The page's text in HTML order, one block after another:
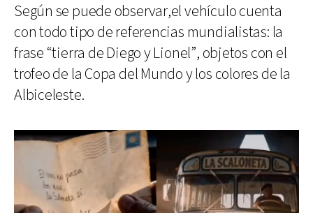
Según se puede observar,el vehículo cuenta
con todo tipo de referencias mundialistas: la
frase “tierra de Diego y Lionel”, objetos con el
trofeo de la Copa del Mundo y los colores de la
Albiceleste.